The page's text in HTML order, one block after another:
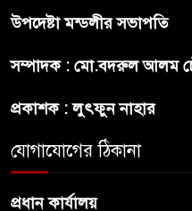
উপদেষ্টা মন্ডলীর সভাপতি
সম্পাদক : মো.বদরুল আলম
প্রকাশক : লুৎফুন নাহার
যোগাযোগের ঠিকানা
প্রধান কার্যালয়